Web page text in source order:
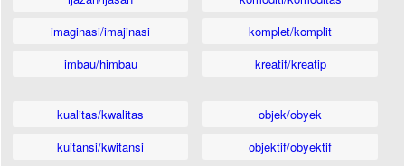
imaginasi/imajinasi
imbau/himbau
komplet/komplit
kreatif/kreatip
kualitas/kwalitas
kuitansi/kwitansi
objek/obyek
objektif/obyektif